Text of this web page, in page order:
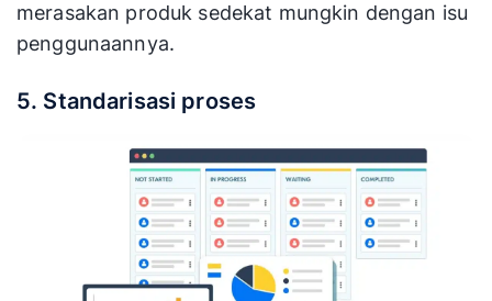
merasakan produk sedekat mungkin dengan isu
penggunaannya.
5. Standarisasi proses